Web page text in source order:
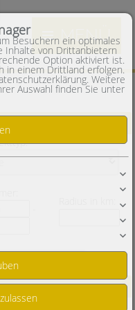
MENÜ
Besuchern ein optimales
Inhalte von Drittanbietern
Option aktiviert ist.
in einem Drittland erfolgen.
Weitere
Auswahl finden Sie unter